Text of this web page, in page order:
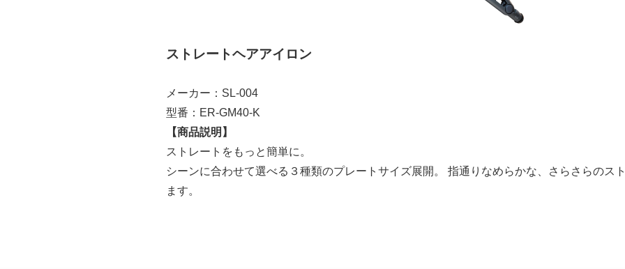
ストレートヘアアイロン
メーカー：SL-004
型番：ER-GM40-K
【商品説明】
ストレートをもっと簡単に。
シーンに合わせて選べる３種類のプレートサイズ展開。 指通りなめらかな、さらさらのス
ます。